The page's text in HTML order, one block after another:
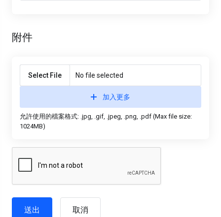
附件
Select File No file selected
加入更多
允許使用的檔案格式: .jpg, .gif, .jpeg, .png, .pdf (Max file size:
1024MB)
取消